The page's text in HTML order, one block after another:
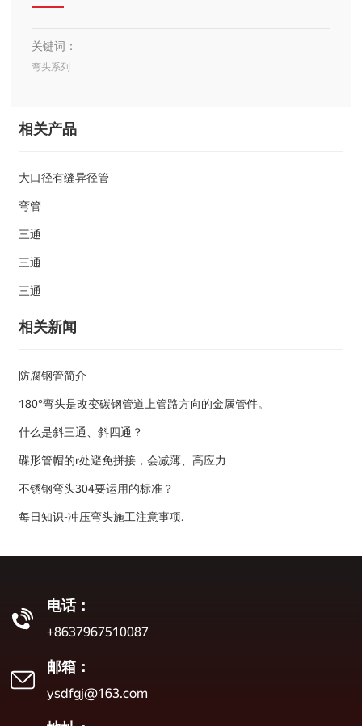
关键词：
弯头系列
相关产品
大口径有缝异径管
弯管
三通
三通
三通
相关新闻
防腐钢管简介
180°弯头是改变碳钢管道上管路方向的金属管件。
什么是斜三通、斜四通？
碟形管帽的r处避免拼接，会减薄、高应力
不锈钢弯头304要运用的标准？
每日知识-冲压弯头施工注意事项.
电话：
+8637967510087
邮箱：
ysdfgj@163.com